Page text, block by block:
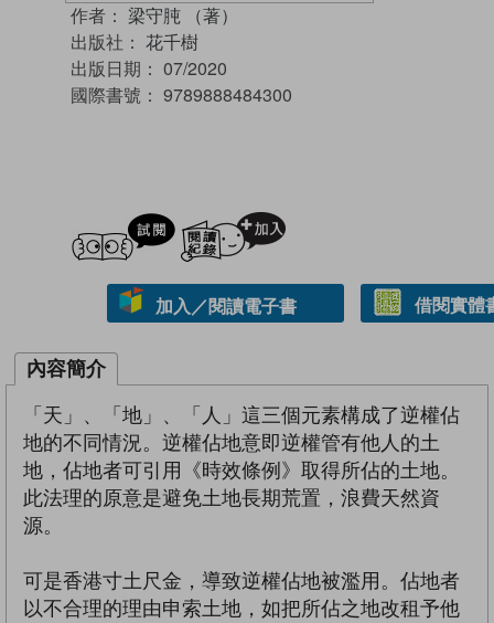
作者： 梁守肫 （著）
出版社： 花千樹
出版日期： 07/2020
國際書號： 9789888484300
試閲
加入／閱讀電子書 借閱實體
內容簡介
「天」、「地」、「人」這三個元素構成了逆權佔
地的不同情況。逆權佔地意即逆權管有他人的土
地，佔地者可引用《時效條例》取得所佔的土地。
此法理的原意是避免土地長期荒置，浪費天然資
源。
可是香港寸土尺金，導致逆權佔地被濫用。佔地者
以不合理的理由申索土地，如把所佔之地改租予他